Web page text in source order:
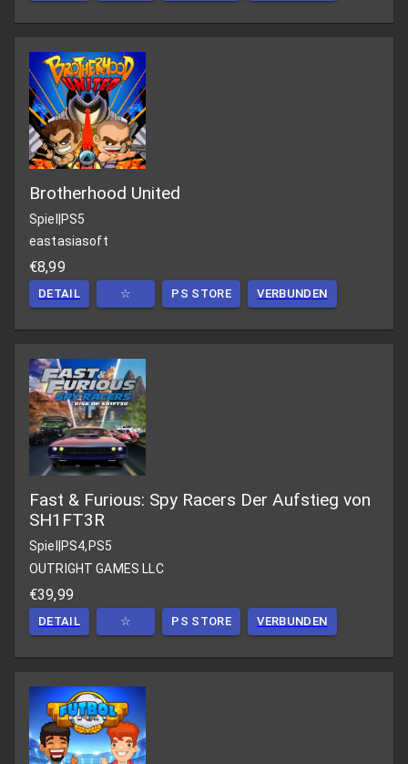
Brotherhood United
Spiel|PS5
eastasiasoft
€8,99
DETAIL ☆ PS STORE VERBUNDEN
Fast & Furious: Spy Racers Der Aufstieg von
SH1FT3R
Spiel
PS4,PS5
OUTRIGHT GAMES LLC
€39,99
DETAIL ☆ PS STORE VERBUNDEN